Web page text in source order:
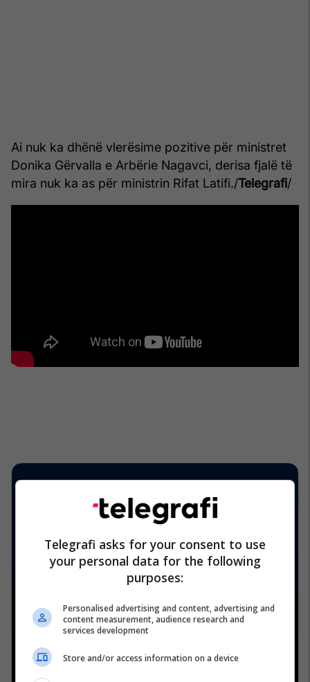
Ai nuk ka dhënë vlerësime pozitive për ministret
Donika Gërvalla e Arbërie Nagavci, derisa fjalë të
mira nuk ka as për ministrin Rifat Latifi./Telegrafi/
Telegrafi asks for your consent to use
your personal data for the following
purposes:
Personalised advertising and content, advertising and
content measurement, audience research and
services development
Store and/or access information on a device